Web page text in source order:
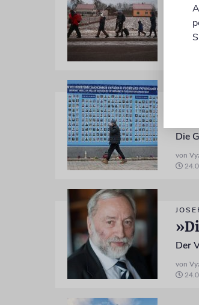
Die
Die
von
Der
von